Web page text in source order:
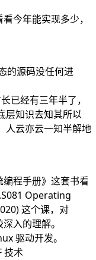
今年能实现多少，
的源码没任何进
已经有三年半了，
层知识去知其所以
人云亦云一知半解地
程手册》这套书看
Operating
这个课，对
入的理解。
驱动开发。
技术